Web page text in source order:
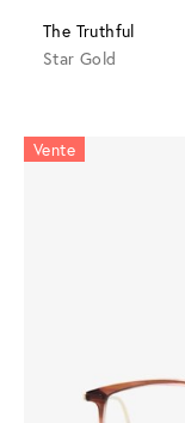
The Truthful
Star Gold
Vente